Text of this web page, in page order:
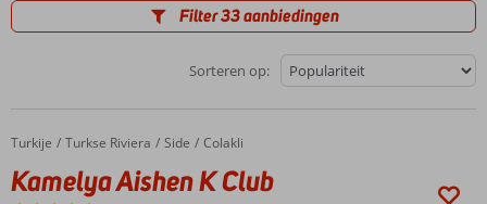
Filter 33 aanbiedingen
Sorteren op:
Home
Turkije Turkse Riviera Side Colakli
Kamelya Aishen K Club
Kamelya Aishen K Club